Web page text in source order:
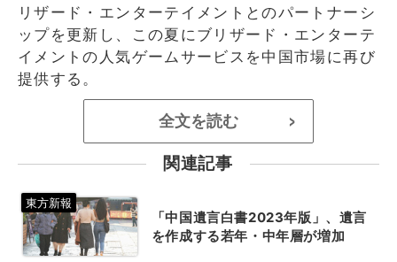
リザード・エンターテイメントとのパートナーシ
ップを更新し、この夏にブリザード・エンターテ
イメントの人気ゲームサービスを中国市場に再び
提供する。
全文を読む >
関連記事
「中国遺言白書2023年版」、遺言
を作成する若年・中年層が増加